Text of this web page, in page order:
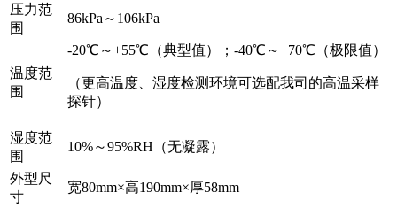
压力范
围
86kPa～106kPa
温度范
围
-20℃～+55℃（典型值）；-40℃～+70℃（极限值）
（更高温度、湿度检测环境可选配我司的高温采样
探针）
湿度范
围
10%～95%RH（无凝露）
外型尺
寸
宽80mm×高190mm×厚58mm